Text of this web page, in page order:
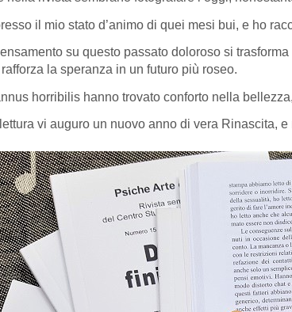
il mio stato d’animo di quei mesi bui, e ho
su questo passato doloroso si
la speranza in un futuro più roseo.
horribilis hanno trovato conforto nella
vi auguro un nuovo anno di vera Rinascita,